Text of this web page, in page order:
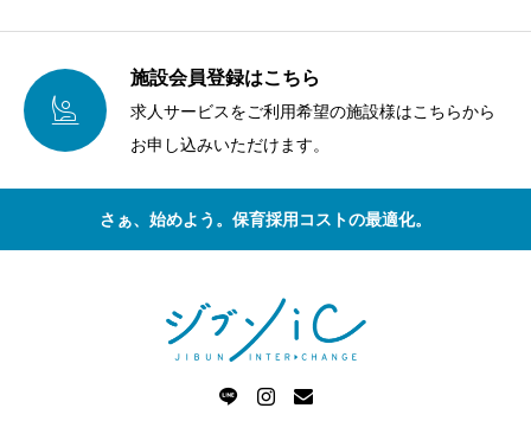

施設会員登録はこちら
求人サービスをご利用希望の施設様はこちらから
お申し込みいただけます。
さぁ、始めよう。保育採用コストの最適化。